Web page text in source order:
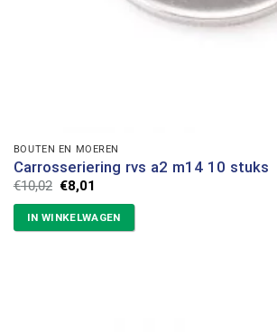
BOUTEN EN MOEREN
Carrosseriering rvs a2 m14 10 stuks
€10,02 Oorspronkelijke
prijs
was:
€10,02.
€8,01
is:
€8,01.
IN WINKELWAGEN